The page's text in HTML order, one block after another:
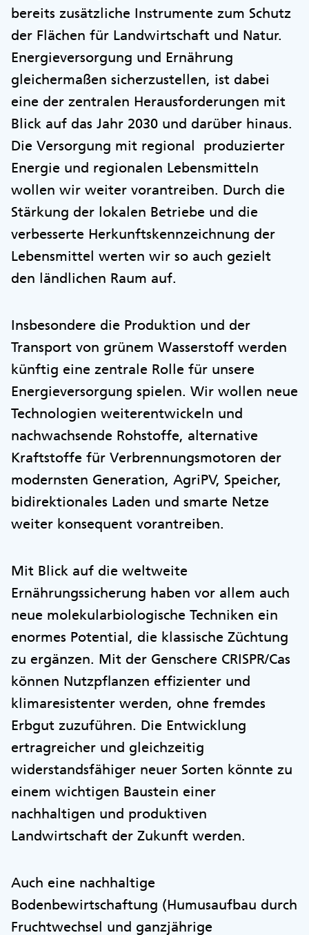
bereits zusätzliche Instrumente zum Schutz
der Flächen für Landwirtschaft und Natur.
Energieversorgung und Ernährung
gleichermaßen sicherzustellen, ist dabei
eine der zentralen Herausforderungen mit
Blick auf das Jahr 2030 und darüber hinaus.
Die Versorgung mit regional produzierter
Energie und regionalen Lebensmitteln
wollen wir weiter vorantreiben. Durch die
Stärkung der lokalen Betriebe und die
verbesserte Herkunftskennzeichnung der
Lebensmittel werten wir so auch gezielt
den ländlichen Raum auf.
Insbesondere die Produktion und der
Transport von grünem Wasserstoff werden
künftig eine zentrale Rolle für unsere
Energieversorgung spielen. Wir wollen neue
Technologien weiterentwickeln und
nachwachsende Rohstoffe, alternative
Kraftstoffe für Verbrennungsmotoren der
modernsten Generation, AgriPV, Speicher,
bidirektionales Laden und smarte Netze
weiter konsequent vorantreiben.
Mit Blick auf die weltweite
Ernährungssicherung haben vor allem auch
neue molekularbiologische Techniken ein
enormes Potential, die klassische Züchtung
zu ergänzen. Mit der Genschere CRISPR/Cas
können Nutzpflanzen effizienter und
klimaresistenter werden, ohne fremdes
Erbgut zuzuführen. Die Entwicklung
ertragreicher und gleichzeitig
widerstandsfähiger neuer Sorten könnte zu
einem wichtigen Baustein einer
nachhaltigen und produktiven
Landwirtschaft der Zukunft werden.
Auch eine nachhaltige
Bodenbewirtschaftung (Humusaufbau durch
Fruchtwechsel und ganzjährige